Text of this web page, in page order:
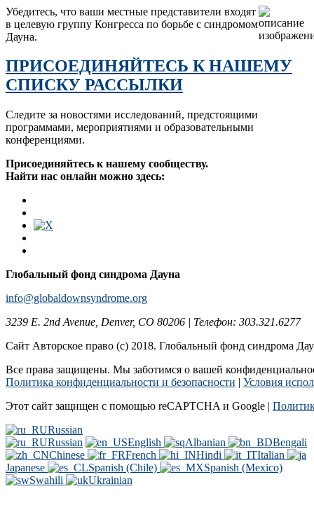
Убедитесь, что ваши местные представители входят
в целевую группу Конгресса по борьбе с синдромом
Дауна.
ПРИСОЕДИНЯЙТЕСЬ К НАШЕМУ
СПИСКУ РАССЫЛКИ
Следите за новостями исследований, предстоящими
программами, мероприятиями и образовательными
конференциями.
Присоединяйтесь к нашему сообществу.
Найти нас онлайн можно здесь:
Глобальный фонд синдрома Дауна
info@globaldownsyndrome.org
3239 E. 2nd Avenue, Denver, CO 80206 | Телефон: 303.321.6277
Сайт Авторское право (c) 2018. Глобальный фонд синдрома
Все права защищены. Мы заботимся о вашей
Политика конфиденциальности и безопасности | Условия
Этот сайт защищен с помощью reCAPTCHA и Google |
Russian
Russian
English Albanian
Bengali
Chinese
French Hindi
Italian
Japanese
Spanish (Chile)
Spanish (Mexico)
Swahili
Ukrainian